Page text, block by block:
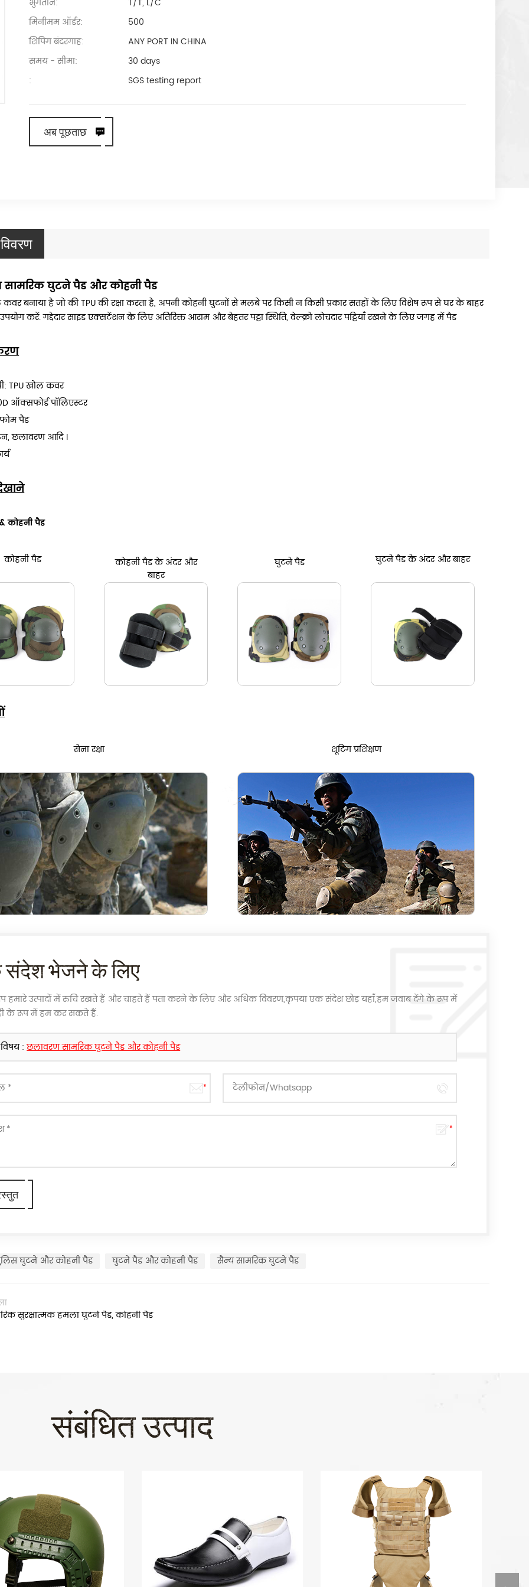
मिनीमम ऑर्डर:
500
शिपिंग बंदरगाह:
ANY PORT IN CHINA
समय - सीमा:
30 days
:
SGS testing report
अब पूछताछ
घुटने पैड और कोहनी पैड
बनाया है जो की TPU की रक्षा करता है, अपनी कोहनी घुटनों से मलबे पर किसी न किसी प्रकार सतहों के लिए विशेष रूप से घर के बाहर
करें. गद्देदार साइड एक्सटेंशन के लिए अतिरिक्त आराम और बेहतर पट्टा स्थिति, वेल्क्रो लोचदार पट्टियाँ रखने के लिए जगह में पैड
TPU खोल कवर
ऑक्सफोर्ड पॉलिएस्टर
पैड
छलावरण आदि ।
कोहनी पैड
कोहनी पैड
कोहनी पैड के अंदर और
बाहर
घुटनेपैड घुटने पैड के अंदर और बाहर
सेना रक्षा शूटिंग प्रशिक्षण
संदेश भेजने के लिए
हमारे उत्पादों में रुचि रखते हैं और चाहते हैं पता करने के लिए और अधिक विवरण,कृपया एक संदेश छोड़ यहाँ,हम जवाब देंगे के रूप में
के रूप में हम कर सकते हैं.
विषय :छलावरण सामरिक घुटने पैड और कोहनी पैड
घुटने और कोहनी पैड घुटने पैड और कोहनी पैड सैन्य सामरिक घुटने पैड
सुरक्षात्मक हमला घुटने पैड, कोहनी पैड
संबंधित उत्पाद